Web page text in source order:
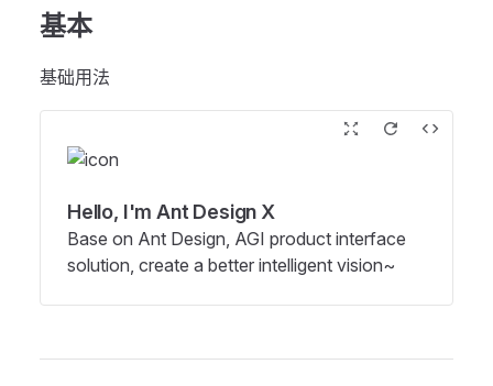
基本
基础用法
Hello, I'm Ant Design X
Base on Ant Design, AGI product interface
solution, create a better intelligent vision~